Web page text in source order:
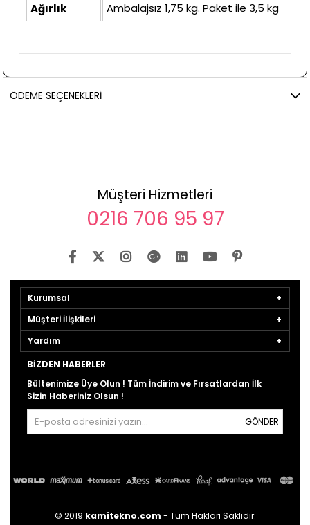
Ağırlık
Ambalajsız 1,75 kg. Paket ile 3,5 kg
ÖDEME SEÇENEKLERI
Müşteri Hizmetleri
0216 706 95 97
Kurumsal
Müşteri İlişkileri
Yardım
BIZDEN HABERLER
Bültenimize Üye Olun ! Tüm İndirim ve Fırsatlardan İlk
Sizin Haberiniz Olsun !
GÖNDER
© 2019 kamitekno.com - Tüm Hakları Saklıdır.